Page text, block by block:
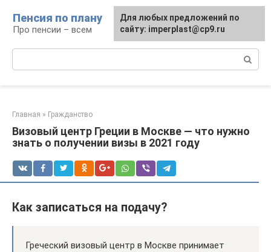
контенту
Пенсия по плану
Про пенсии – всем
Главная » Гражданство
Визовый центр Греции в Москве — что нужно
знать о получении визы в 2021 году
Как записаться на подачу?
Греческий визовый центр в Москве принимает
Для любых предложений по
сайту: imperplast@cp9.ru